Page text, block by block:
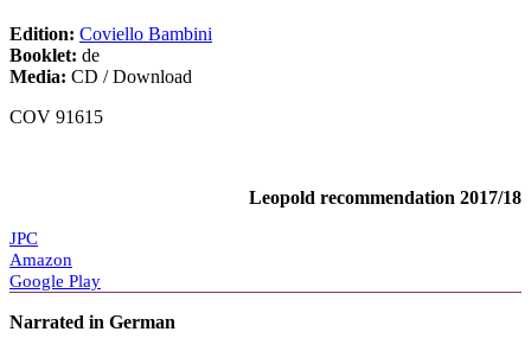
Edition: Coviello Bambini
Booklet: de
Media: CD / Download
COV 91615
Leopold recommendation 2017/18
JPC
Amazon
Google Play
Narrated in German